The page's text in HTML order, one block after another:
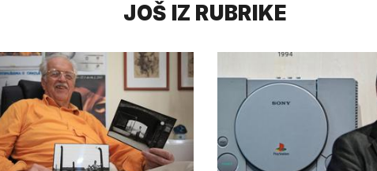
JOŠ IZ RUBRIKE